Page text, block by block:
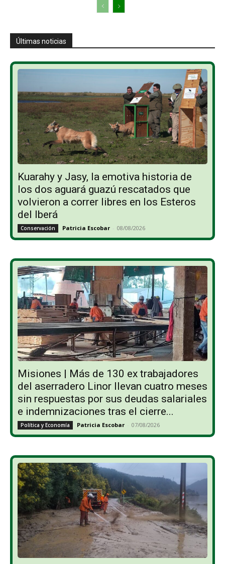
Últimas noticias
Kuarahy y Jasy, la emotiva historia de
los dos aguará guazú rescatados que
volvieron a correr libres en los Esteros
del Iberá
Conservación Patricia Escobar - 08/08/2026
Misiones | Más de 130 ex trabajadores
del aserradero Linor llevan cuatro meses
sin respuestas por sus deudas salariales
e indemnizaciones tras el cierre...
Política y Economía Patricia Escobar - 07/08/2026